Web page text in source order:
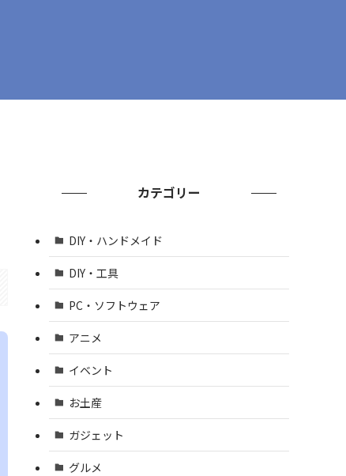
カテゴリー
DIY・ハンドメイド
DIY・工具
PC・ソフトウェア
アニメ
イベント
お土産
ガジェット
グルメ